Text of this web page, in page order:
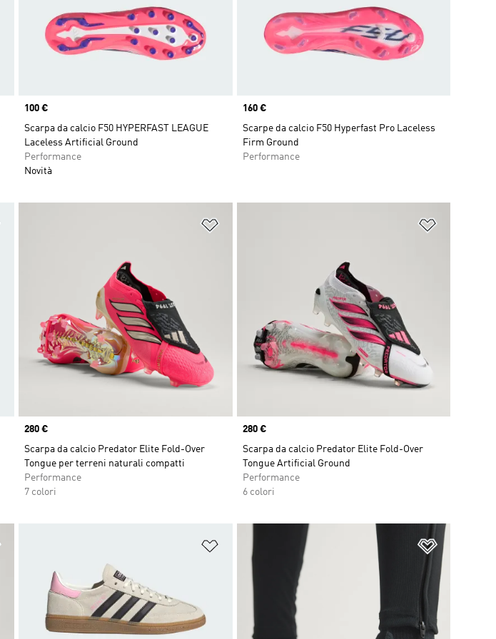
Price
100 €
Scarpa da calcio F50 HYPERFAST LEAGUE
Laceless Artificial Ground
Performance
Novità
Price
160 €
Scarpe da calcio F50 Hyperfast Pro Laceless
Firm Ground
Performance
Price
280 €
Scarpa da calcio Predator Elite Fold-Over
Tongue per terreni naturali compatti
Performance
7 colori
Price
280 €
Scarpa da calcio Predator Elite Fold-Over
Tongue Artificial Ground
Performance
6 colori
Aggiungi alla lista dei desideri Aggiungi